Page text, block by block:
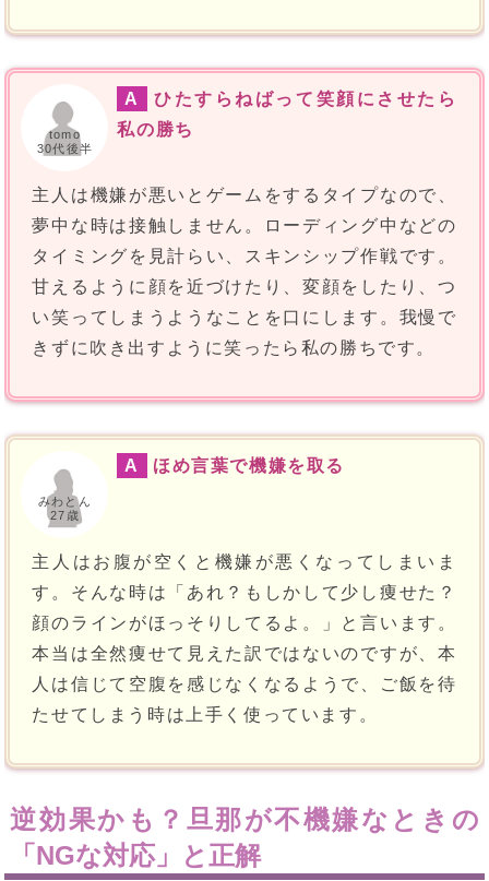
tomo
30代後半
A
ひたすらねばって笑顔にさせたら
私の勝ち
主人は機嫌が悪いとゲームをするタイプなので、
夢中な時は接触しません。ローディング中などの
タイミングを見計らい、スキンシップ作戦です。
甘えるように顔を近づけたり、変顔をしたり、つ
い笑ってしまうようなことを口にします。我慢で
きずに吹き出すように笑ったら私の勝ちです。
みわとん
27歳
A ほめ言葉で機嫌を取る
主人はお腹が空くと機嫌が悪くなってしまいま
す。そんな時は「あれ？もしかして少し痩せた？
顔のラインがほっそりしてるよ。」と言います。
本当は全然痩せて見えた訳ではないのですが、本
人は信じて空腹を感じなくなるようで、ご飯を待
たせてしまう時は上手く使っています。
逆効果かも？旦那が不機嫌なときの
「NGな対応」と正解